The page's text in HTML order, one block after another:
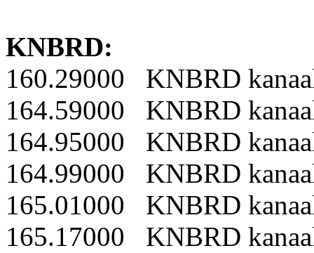
KNBRD:
160.29000 KNBRD
164.59000 KNBRD
164.95000 KNBRD
164.99000 KNBRD
165.01000 KNBRD
165.17000 KNBRD